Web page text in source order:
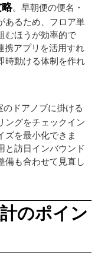
。早朝便の便名・
あるため、フロア単
むほうが効率的で
携アプリを活用すれ
時動ける体制を作れ
のドアノブに掛ける
ングをチェックイン
ズを最小化できま
と訪日インバウンド
備も合わせて見直し
のポイン